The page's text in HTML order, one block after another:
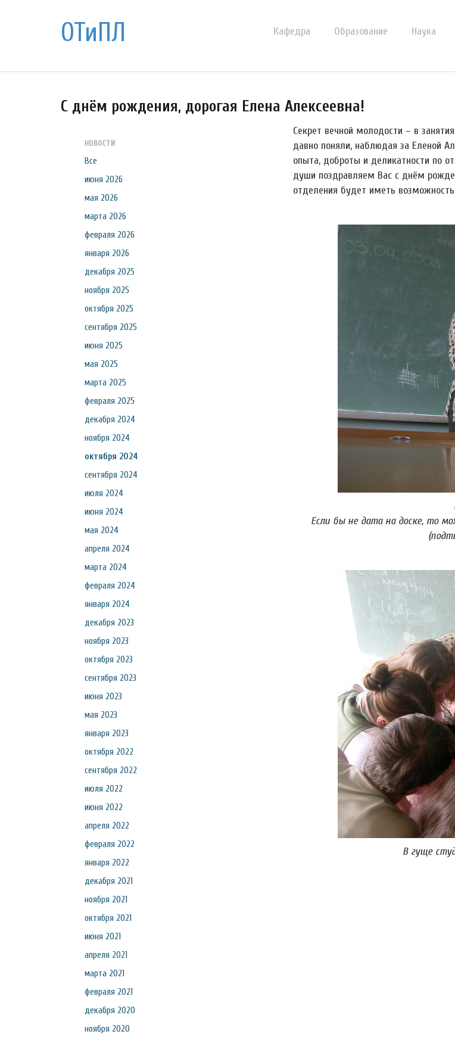
ОТиПЛ Кафедра Образование Наука
С днём рождения, дорогая Елена Алексеевна!
НОВОСТИ
Все
июня 2026
мая 2026
марта 2026
февраля 2026
января 2026
декабря 2025
ноября 2025
октября 2025
сентября 2025
июня 2025
мая 2025
марта 2025
февраля 2025
декабря 2024
ноября 2024
октября 2024
сентября 2024
июля 2024
июня 2024
мая 2024
апреля 2024
марта 2024
февраля 2024
января 2024
декабря 2023
ноября 2023
октября 2023
сентября 2023
июня 2023
мая 2023
января 2023
октября 2022
сентября 2022
июля 2022
июня 2022
апреля 2022
февраля 2022
января 2022
декабря 2021
ноября 2021
октября 2021
июня 2021
апреля 2021
марта 2021
февраля 2021
декабря 2020
ноября 2020
Секрет вечной молодости – в
давно поняли, наблюдая за Еленой
опыта, доброты и деликатности по
души поздравляем Вас с днём
отделения будет иметь
Если бы не дата на доске, то
В гуще